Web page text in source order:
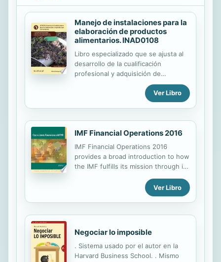
Manejo de instalaciones para la
elaboración de productos
alimentarios. INAD0108
Libro especializado que se ajusta al
desarrollo de la cualificación
profesional y adquisición de
certificados de profesionalidad.
Manual imprescindible para la
formación y la capacitación, que se
cualificación y dinamización del
conocimiento, como premisas para la
mejora de la empleabilidad y eficacia
para el desempeño del trabajo.
Ver Libro
IMF Financial Operations 2016
IMF Financial Operations 2016
provides a broad introduction to how
the IMF fulfills its mission through its
financial structure and operations of
the IMF and also provides
background detail of the financial
statements for the IMF's activities
This publication (currently in its third
edition) updates a previous report
entitled Financial Organization and
Ver Libro
Negociar lo imposible
. Sistema usado por el autor en la
Harvard Business School. . Mismo